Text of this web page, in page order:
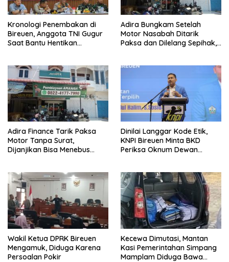
Kronologi Penembakan di
Bireuen, Anggota TNI Gugur
Saat Bantu Hentikan
Adira Bungkam Setelah
Motor Nasabah Ditarik
Paksa dan Dilelang Sepihak,
Adira Finance Tarik Paksa
Motor Tanpa Surat,
Dijanjikan Bisa Menebus
Dinilai Langgar Kode Etik,
KNPI Bireuen Minta BKD
Periksa Oknum Dewan
Wakil Ketua DPRK Bireuen
Mengamuk, Diduga Karena
Persoalan Pokir
Kecewa Dimutasi, Mantan
Kasi Pemerintahan Simpang
Mamplam Diduga Bawa